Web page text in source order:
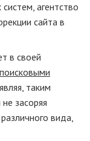
агентство
сайта в
в своей
таким
засоряя
вида,